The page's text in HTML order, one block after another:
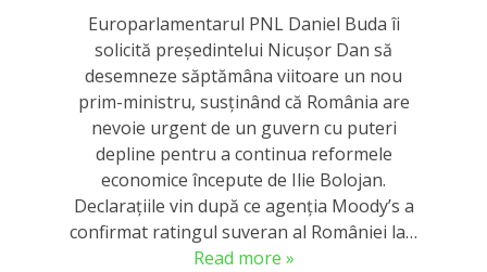
Europarlamentarul PNL Daniel Buda îi
solicită președintelui Nicușor Dan să
desemneze săptămâna viitoare un nou
prim-ministru, susținând că România are
nevoie urgent de un guvern cu puteri
depline pentru a continua reformele
economice începute de Ilie Bolojan.
Declarațiile vin după ce agenția Moody’s a
confirmat ratingul suveran al României la…
Read more »